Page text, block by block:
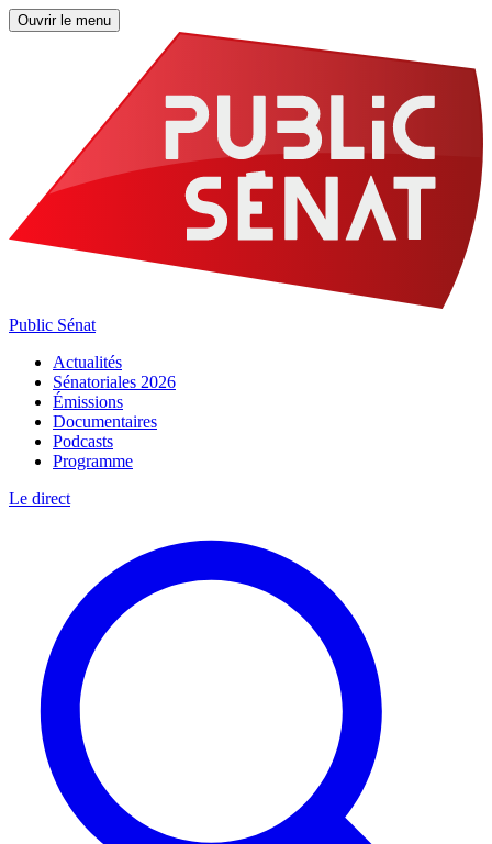
Ouvrir le menu
Public Sénat
Actualités
Sénatoriales 2026
Émissions
Documentaires
Podcasts
Programme
Le direct